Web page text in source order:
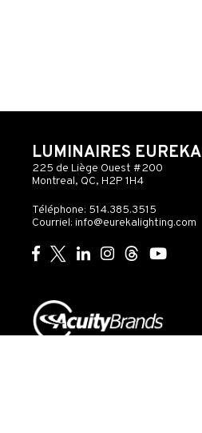
LUMINAIRES EUREKA
225 de Liège Ouest #200
Montreal, QC, H2P 1H4
Téléphone: 514.385.3515
Courriel: info@eurekalighting.com